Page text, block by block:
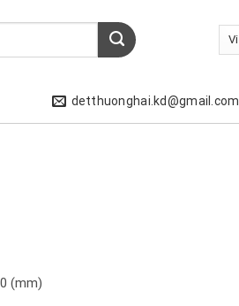
detthuonghai.kd@gmail.com
(mm)